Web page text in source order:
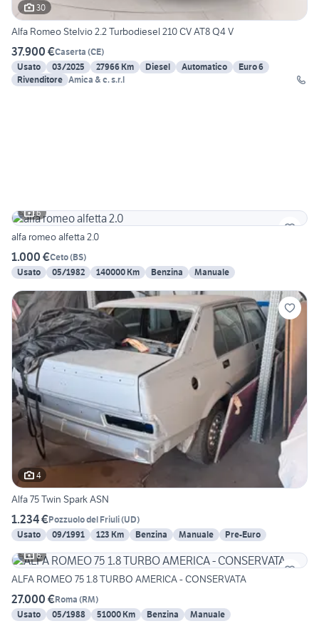
30
Alfa Romeo Stelvio 2.2 Turbodiesel 210 CV AT8 Q4 V
37.900 €Caserta (CE)
Usato
03/2025 27966 Km Diesel Automatico
Euro 6
Rivenditore Amica & c. s.r.l
6
alfa romeo alfetta 2.0
1.000 €Ceto(BS)
Usato
05/1982 140000 Km Benzina Manuale
4
Alfa 75 Twin Spark ASN
1.234 €Pozzuolo del Friuli(UD)
Usato
09/1991 123 Km Benzina Manuale
Pre-Euro
6
ALFA ROMEO 75 1.8 TURBO AMERICA - CONSERVATA
27.000 €Roma (RM)
Usato
05/1988 51000 Km Benzina Manuale